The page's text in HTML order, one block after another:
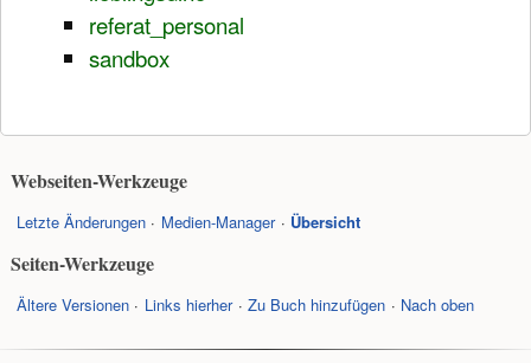
referat_personal
sandbox
Webseiten-Werkzeuge
Letzte Änderungen Medien-Manager Übersicht
Seiten-Werkzeuge
Ältere Versionen Links hierher Zu Buch hinzufügen Nach oben